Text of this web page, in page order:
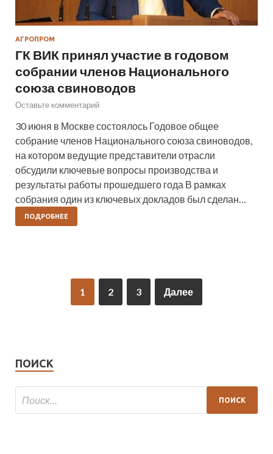
АГРОПРОМ
ГК ВИК принял участие в годовом
собрании членов Национального
союза свиноводов
Оставьте комментарий
30 июня в Москве состоялось Годовое общее
собрание членов Национального союза свиноводов,
на котором ведущие представители отрасли
обсудили ключевые вопросы производства и
результаты работы прошедшего года В рамках
собрания один из ключевых докладов был сделан…
ПОДРОБНЕЕ
1 2 3 Далее
ПОИСК